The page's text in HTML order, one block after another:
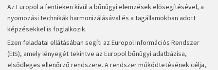
Az Europol a fentieken kívül a bűnügyi elemzések elősegítésével, a
nyomozási technikák harmonizálásával és a tagállamokban adott
képzésekkel is foglalkozik.
Ezen feladatai ellátásában segíti az Europol Információs Rendszer
(EIS), amely lényegét tekintve az Europol bűnügyi adatbázisa,
elsődleges ellenőrző rendszere. A rendszer működtetésének célja,